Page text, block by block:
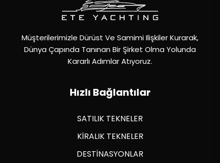
Müşterilerimizle Dürüst Ve Samimi Ilişkiler Kurarak,
Dünya Çapında Tanınan Bir Şirket Olma Yolunda
Kararlı Adımlar Atıyoruz.
Hızlı Bağlantılar
SATILIK TEKNELER
KİRALIK TEKNELER
DESTİNASYONLAR